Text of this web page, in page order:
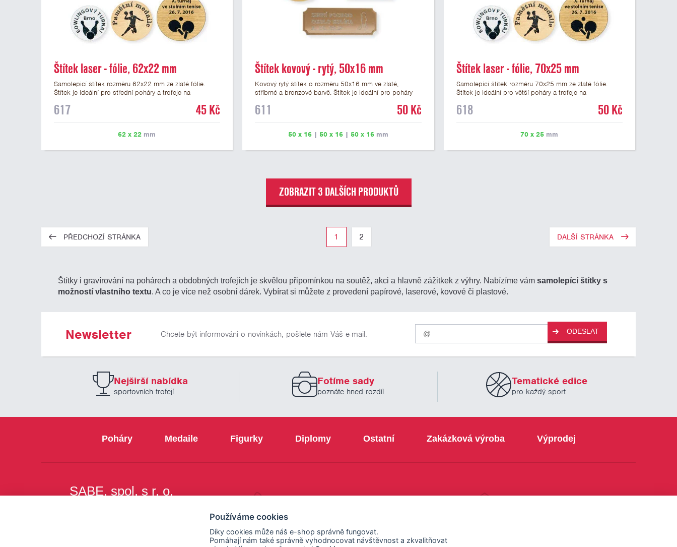
Štítek laser - fólie, 62x22 mm
Samolepicí štítek rozměru 62x22 mm ze zlaté fólie.
Štítek je ideální pro střední poháry a trofeje na
vypálit libovolné logo nebo text. U textu doporučujeme
případné další podklady pro výrobu štítku je možné
617 45 Kč
62 x 22 mm
Štítek kovový - rytý, 50x16 mm
Kovový rytý štítek o rozměru 50x16 mm ve zlaté,
stříbrné a bronzové barvě. Štítek je ideální pro poháry
možné vyrýt logo nebo text. U textu doporučujeme
další podklady pro výrobu štítku je možné přiložit v
611 50 Kč
50 x 16| 50 x 16| 50 x 16mm
Štítek laser - fólie, 70x25 mm
Samolepicí štítek rozměru 70x25 mm ze zlaté fólie.
Štítek je ideální pro větší poháry a trofeje na
vypálit libovolné logo nebo text. U textu doporučujeme
případné další podklady pro výrobu štítku je možné
618 50 Kč
70 x 25 mm
ZOBRAZIT 3 DALŠÍCH PRODUKTŮ
PŘEDCHOZÍ STRÁNKA 1 2 DALŠÍ STRÁNKA
Štítky i gravírování na pohárech a obdobných trofejích je skvělou připomínkou na soutěž, akci a hlavně zážitkek z výhry. Nabízíme vám samolepící štítky s
možností vlastního textu. A co je více než osobní dárek. Vybírat si můžete z provedení papírové, laserové, kovové či plastové.
Newsletter Chcete být informováni o novinkách, pošlete nám Váš e-mail.
Pro
odběr
našich
novinek
ODESLAT
Nejširší nabídka
sportovních trofejí
Fotíme sady
poznáte hned rozdíl
Tematické edice
pro každý sport
Poháry Medaile Figurky Diplomy Ostatní Zakázková výroba Výprodej
SABE, spol. s r. o.
Používáme cookies
Díky cookies může náš e-shop správně fungovat.
Pomáhají nám také správně vyhodnocovat návštěvnost a zkvalitňovat